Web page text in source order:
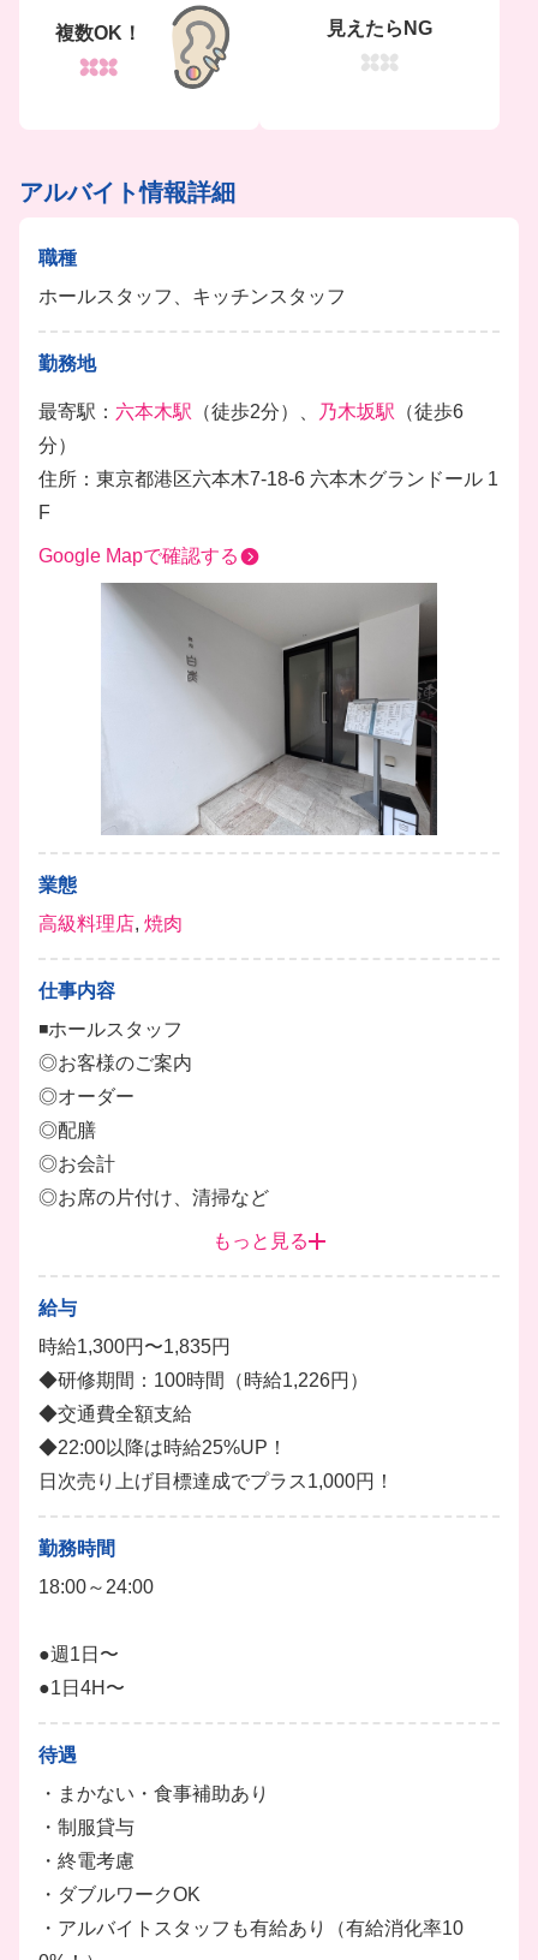
複数OK！ 見えたらNG
アルバイト情報詳細
職種
ホールスタッフ、キッチンスタッフ
勤務地
最寄駅： 六本木駅 （徒歩2分）、 乃木坂駅 （徒歩6
分）
住所：東京都港区六本木7-18-6 六本木グランドール 1
F
Google Mapで確認する
業態
高級料理店, 焼肉
仕事内容
◾️ホールスタッフ
◎お客様のご案内
◎オーダー
◎配膳
◎お会計
◎お席の片付け、清掃など
◎調理
◎盛り付け
海外リゾートみたいな真っ白でラグジュアリーな店内
✨芸能人や著名人もお忍びで通う、客層バツグン上品
「人柄重視」の採用だから、働くスタッフはみんない
高級食材の知識、ワイン、日本酒、焼酎などの専門知
識も身につきますよ♪
ホール
もっと見る
給与
時給1,300円〜1,835円
◆研修期間：100時間（時給1,226円）
◆交通費全額支給
◆22:00以降は時給25%UP！
日次売り上げ目標達成でプラス1,000円！
勤務時間
18:00～24:00
●週1日〜
●1日4H〜
待遇
・まかない・食事補助あり
・制服貸与
・終電考慮
・ダブルワークOK
・アルバイトスタッフも有給あり（有給消化率10